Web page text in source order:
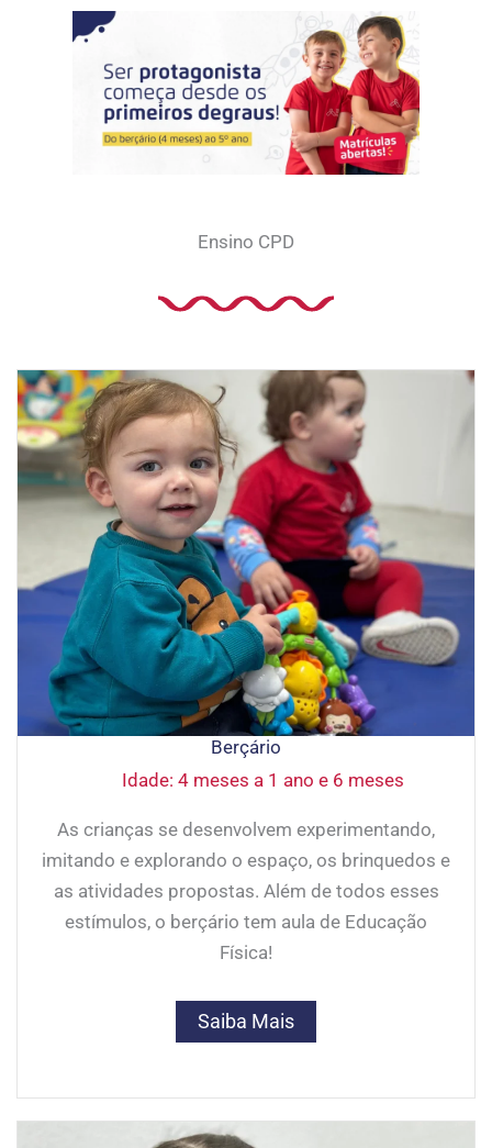
Ensino CPD
Berçário
Idade: 4 meses a 1 ano e 6 meses
As crianças se desenvolvem experimentando,
imitando e explorando o espaço, os brinquedos e
as atividades propostas. Além de todos esses
estímulos, o berçário tem aula de Educação
Física!
Saiba Mais